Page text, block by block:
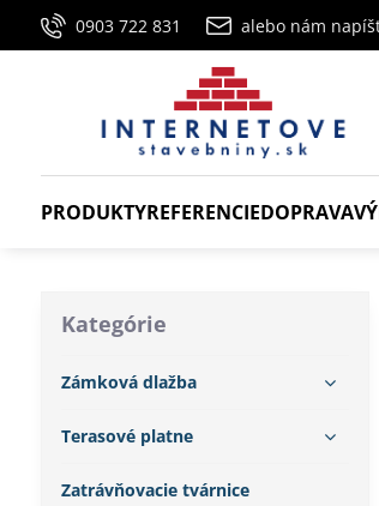
0903 722 831 alebo nám
PRODUKTYREFERENCIEDOPRAVA
Kategórie
Zámková dlažba
Terasové platne
Zatrávňovacie tvárnice